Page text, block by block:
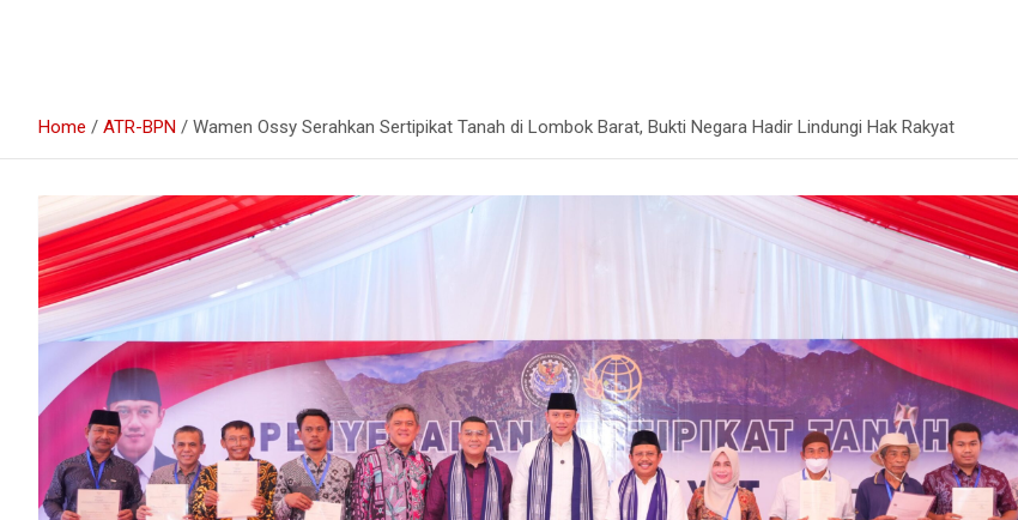
Home ATR-BPN Wamen Ossy Serahkan Sertipikat Tanah di Lombok Barat, Bukti Negara Hadir Lindungi Hak Rakyat